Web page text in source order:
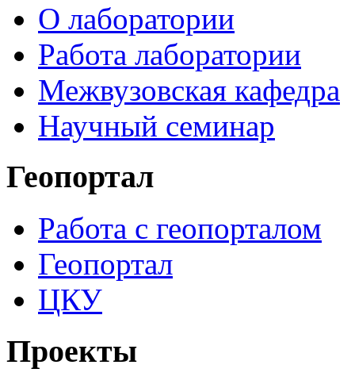
О лаборатории
Работа лаборатории
Межвузовская кафедра
Научный семинар
Геопортал
Работа с геопорталом
Геопортал
ЦКУ
Проекты